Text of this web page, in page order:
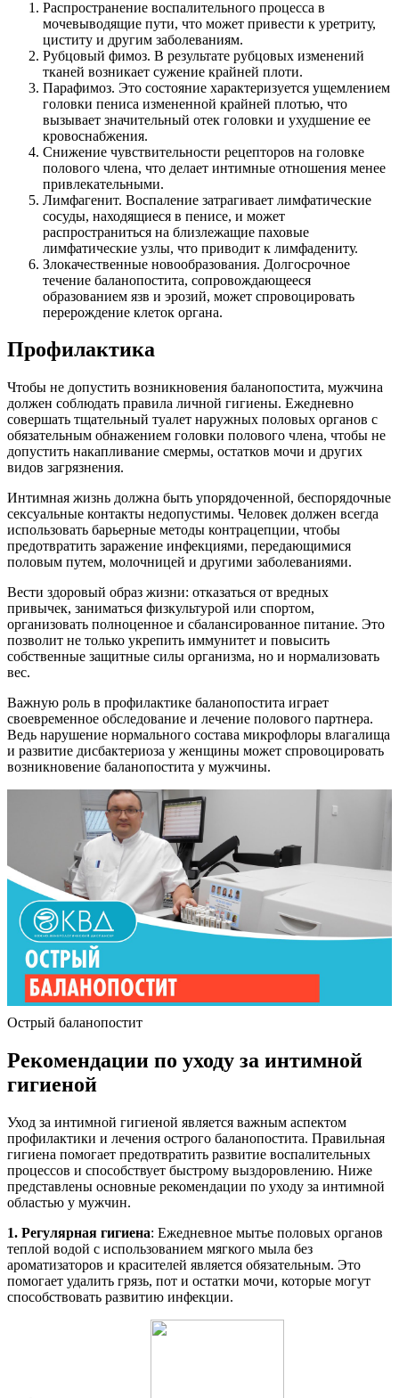
Распространение воспалительного процесса в
мочевыводящие пути, что может привести к уретриту,
циститу и другим заболеваниям.
Рубцовый фимоз. В результате рубцовых изменений
тканей возникает сужение крайней плоти.
Парафимоз. Это состояние характеризуется ущемлением
головки пениса измененной крайней плотью, что
вызывает значительный отек головки и ухудшение ее
кровоснабжения.
Снижение чувствительности рецепторов на головке
полового члена, что делает интимные отношения менее
привлекательными.
Лимфагенит. Воспаление затрагивает лимфатические
сосуды, находящиеся в пенисе, и может
распространиться на близлежащие паховые
лимфатические узлы, что приводит к лимфадениту.
Злокачественные новообразования. Долгосрочное
течение баланопостита, сопровождающееся
образованием язв и эрозий, может спровоцировать
перерождение клеток органа.
Профилактика
Чтобы не допустить возникновения баланопостита, мужчина
должен соблюдать правила личной гигиены. Ежедневно
совершать тщательный туалет наружных половых органов с
обязательным обнажением головки полового члена, чтобы не
допустить накапливание смермы, остатков мочи и других
видов загрязнения.
Интимная жизнь должна быть упорядоченной, беспорядочные
сексуальные контакты недопустимы. Человек должен всегда
использовать барьерные методы контрацепции, чтобы
предотвратить заражение инфекциями, передающимися
половым путем, молочницей и другими заболеваниями.
Вести здоровый образ жизни: отказаться от вредных
привычек, заниматься физкультурой или спортом,
организовать полноценное и сбалансированное питание. Это
позволит не только укрепить иммунитет и повысить
собственные защитные силы организма, но и нормализовать
вес.
Важную роль в профилактике баланопостита играет
своевременное обследование и лечение полового партнера.
Ведь нарушение нормального состава микрофлоры влагалища
и развитие дисбактериоза у женщины может спровоцировать
возникновение баланопостита у мужчины.
Острый баланопостит
Рекомендации по уходу за интимной
гигиеной
Уход за интимной гигиеной является важным аспектом
профилактики и лечения острого баланопостита. Правильная
гигиена помогает предотвратить развитие воспалительных
процессов и способствует быстрому выздоровлению. Ниже
представлены основные рекомендации по уходу за интимной
областью у мужчин.
1. Регулярная гигиена: Ежедневное мытье половых органов
теплой водой с использованием мягкого мыла без
ароматизаторов и красителей является обязательным. Это
помогает удалить грязь, пот и остатки мочи, которые могут
способствовать развитию инфекции.